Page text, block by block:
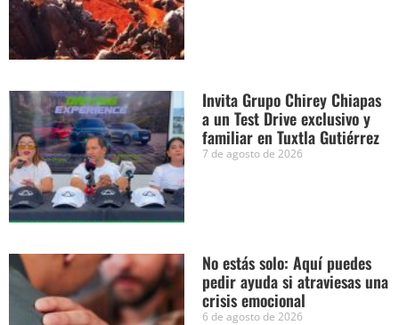
Invita Grupo Chirey Chiapas
a un Test Drive exclusivo y
familiar en Tuxtla Gutiérrez
7 de agosto de 2026
No estás solo: Aquí puedes
pedir ayuda si atraviesas una
crisis emocional
6 de agosto de 2026